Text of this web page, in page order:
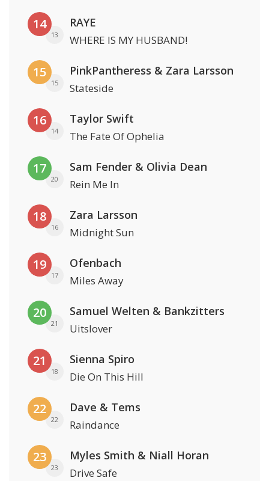
14
13
RAYE
WHERE IS MY HUSBAND!
15
15
PinkPantheress & Zara Larsson
Stateside
16
14
Taylor Swift
The Fate Of Ophelia
17
20
Sam Fender & Olivia Dean
Rein Me In
18
16
Zara Larsson
Midnight Sun
19
17
Ofenbach
Miles Away
20
21
Samuel Welten & Bankzitters
Uitslover
21
18
Sienna Spiro
Die On This Hill
22
22
Dave & Tems
Raindance
23
23
Myles Smith & Niall Horan
Drive Safe